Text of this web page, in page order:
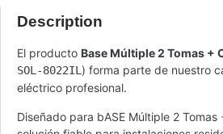
Description
El producto Base Múltiple 2 Tomas +
SOL-8022IL) forma parte de nuestro
eléctrico profesional.
Diseñado para bASE Múltiple 2 Tomas